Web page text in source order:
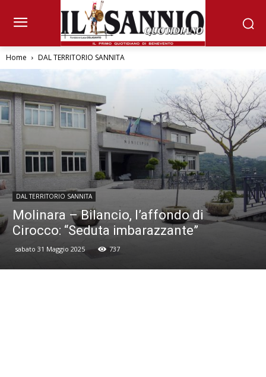
Home DAL TERRITORIO SANNITA
DAL TERRITORIO SANNITA
Molinara – Bilancio, l’affondo di
Cirocco: “Seduta imbarazzante”
sabato 31 Maggio 2025 737